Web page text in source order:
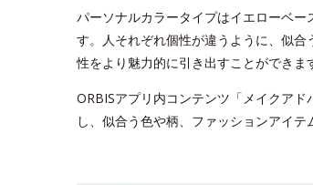
パーソナルカラータイプはイエローベ
す。人それぞれ個性が違うように、似
性をより魅力的に引き出すことができま
ORBISアプリ内コンテンツ「メイクア
し、似合う色や柄、ファッションアイテ